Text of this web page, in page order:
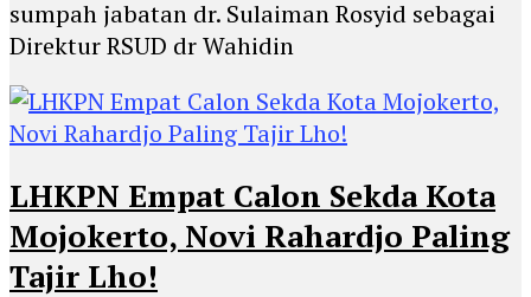
sumpah jabatan dr. Sulaiman Rosyid sebagai
Direktur RSUD dr Wahidin
LHKPN Empat Calon Sekda Kota
Mojokerto, Novi Rahardjo Paling
Tajir Lho!